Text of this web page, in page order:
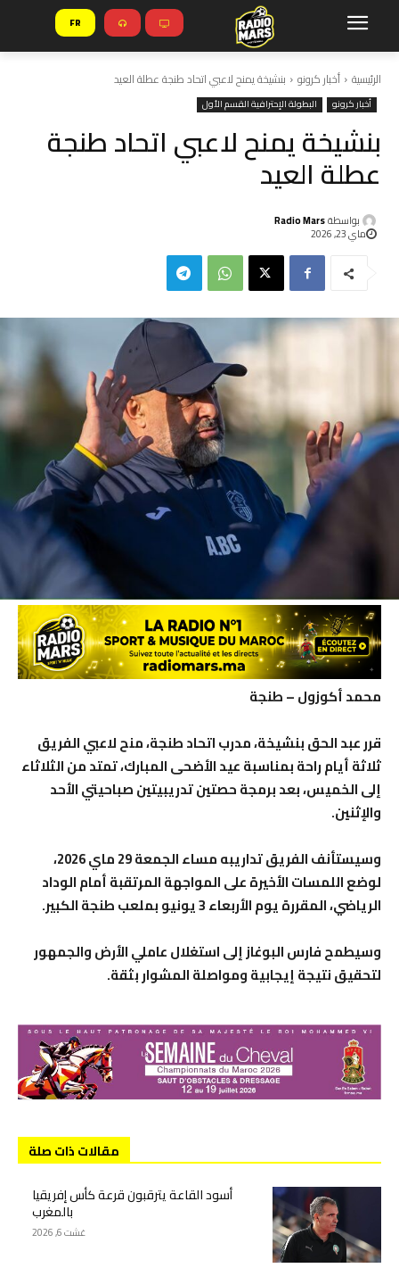
FR
الرئيسية أخبار كرونو بنشيخة يمنح لاعبي اتحاد طنجة عطلة العيد
أخبار كرونو البطولة الإحترافية القسم الأول
بنشيخة يمنح لاعبي اتحاد طنجة
عطلة العيد
بواسطةRadio Mars
ماي 23, 2026
محمد أكوزول – طنجة
قرر عبد الحق بنشيخة، مدرب اتحاد طنجة، منح لاعبي الفريق
ثلاثة أيام راحة بمناسبة عيد الأضحى المبارك، تمتد من الثلاثاء
إلى الخميس، بعد برمجة حصتين تدريبيتين صباحيتي الأحد
والإثنين.
وسيستأنف الفريق تداريبه مساء الجمعة 29 ماي 2026،
لوضع اللمسات الأخيرة على المواجهة المرتقبة أمام الوداد
الرياضي، المقررة يوم الأربعاء 3 يونيو بملعب طنجة الكبير.
وسيطمح فارس البوغاز إلى استغلال عاملي الأرض والجمهور
لتحقيق نتيجة إيجابية ومواصلة المشوار بثقة.
مقالات ذات صلة
أسود القاعة يترقبون قرعة كأس إفريقيا
بالمغرب
غشت 6, 2026